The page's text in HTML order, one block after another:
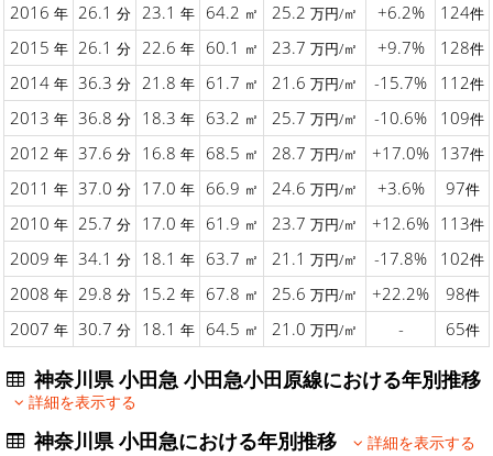
2016 年 26.1 分 23.1 年 64.2 ㎡ 25.2 万円/㎡ +6.2% 124件
2015 年 26.1 分 22.6 年 60.1 ㎡ 23.7 万円/㎡ +9.7% 128件
2014 年 36.3 分 21.8 年 61.7 ㎡ 21.6 万円/㎡ -15.7% 112件
2013 年 36.8 分 18.3 年 63.2 ㎡ 25.7 万円/㎡ -10.6% 109件
2012 年 37.6 分 16.8 年 68.5 ㎡ 28.7 万円/㎡ +17.0% 137件
2011 年 37.0 分 17.0 年 66.9 ㎡ 24.6 万円/㎡ +3.6% 97件
2010 年 25.7 分 17.0 年 61.9 ㎡ 23.7 万円/㎡ +12.6% 113件
2009 年 34.1 分 18.1 年 63.7 ㎡ 21.1 万円/㎡ -17.8% 102件
2008 年 29.8 分 15.2 年 67.8 ㎡ 25.6 万円/㎡ +22.2% 98件
2007 年 30.7 分 18.1 年 64.5 ㎡ 21.0 万円/㎡ - 65件
神奈川県 小田急 小田急小田原線における年別推移
詳細を表示する
神奈川県 小田急における年別推移 詳細を表示する